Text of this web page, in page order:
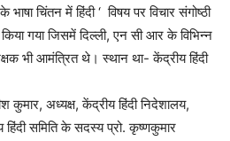
चिंतन में हिंदी ‘ विषय पर विचार संगोष्ठी
गया जिसमें दिल्ली, एन सी आर के विभिन्न
भी आमंत्रित थे। स्थान था- केंद्रीय हिंदी
कुमार, अध्यक्ष, केंद्रीय हिंदी निदेशालय,
समिति के सदस्य प्रो. कृष्णकुमार